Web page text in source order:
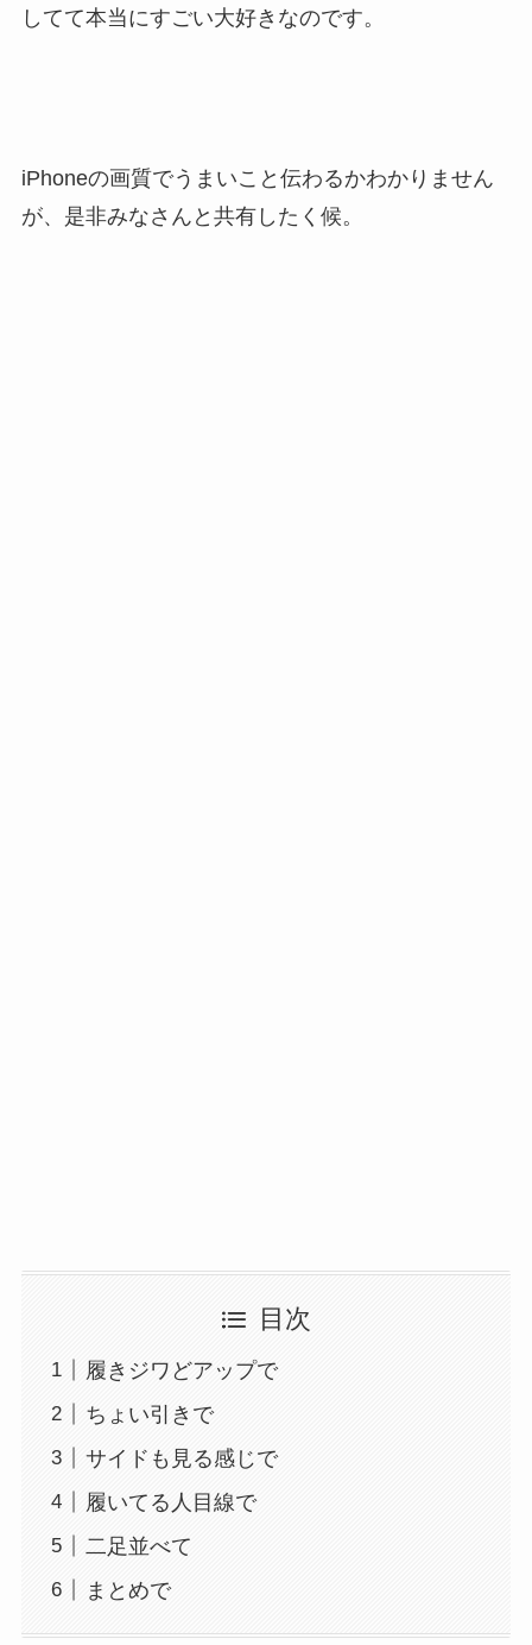
してて本当にすごい大好きなのです。
iPhoneの画質でうまいこと伝わるかわかりません
が、是非みなさんと共有したく候。
目次
履きジワどアップで
ちょい引きで
サイドも見る感じで
履いてる人目線で
二足並べて
まとめで